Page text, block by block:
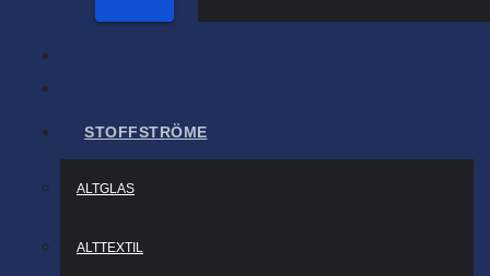
STOFFSTRÖME
ALTGLAS
ALTTEXTIL